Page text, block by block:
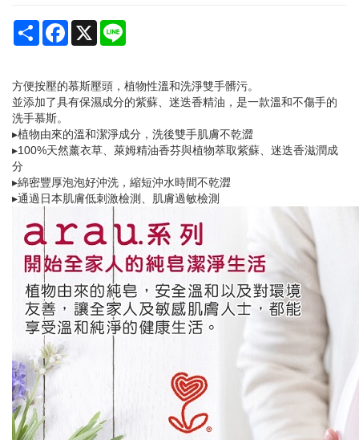
Share Facebook
X
方便按壓的慕斯壓頭，植物性溫和洗淨雙手髒污。
並添加了具有保濕成分的紫蘇、迷迭香精油，是一款溫和不傷手的
洗手慕斯。
▸植物由來的溫和潔淨成分，洗後雙手肌膚不乾澀
▸100%天然薰衣草、萊姆精油香芬與植物萃取紫蘇、迷迭香滋潤成
分
▸綿密豐厚泡泡好沖洗，縮短沖水時間不乾澀
▸通過日本肌膚低刺激檢測、肌膚過敏檢測